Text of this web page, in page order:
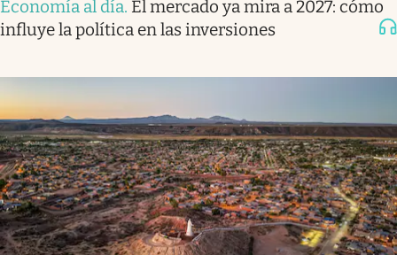
Economía al día. El mercado ya mira a 2027: cómo
influye la política en las inversiones